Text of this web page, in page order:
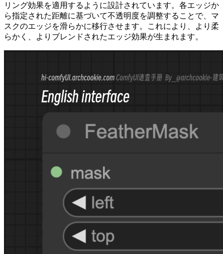
リング効果を適用するように設計されています。各エッジか
ら指定された距離に基づいて不透明度を調整することで、マ
スクのエッジを滑らかに移行させます。これにより、より柔
らかく、よりブレンドされたエッジ効果が生まれます。